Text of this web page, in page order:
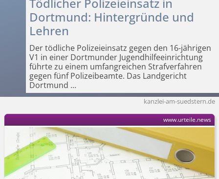
Dortmund: Hintergründe und
Lehren
Der tödliche Polizeieinsatz gegen den 16-jährigen
V1 in einer Dortmunder Jugendhil­feeinrichtung
führte zu einem umfangreichen Strafverfahren
gegen fünf Polizeibeamte. Das Landgericht
Dortmund ...
kanzlei-am-suedstern.de
www.urteile.news